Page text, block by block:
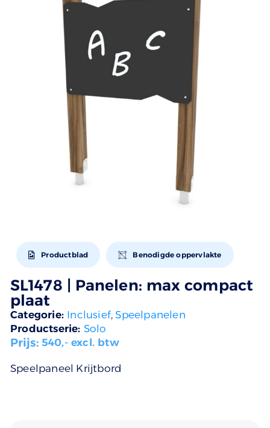
Productblad Benodigde oppervlakte
SL1478 | Panelen: max compact
plaat
Categorie: Inclusief, Speelpanelen
Productserie: Solo
Prijs:540,- excl. btw
Speelpaneel Krijtbord